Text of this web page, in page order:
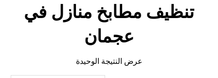
تنظيف مطابخ منازل في
عجمان
عرض النتيجة الوحيدة